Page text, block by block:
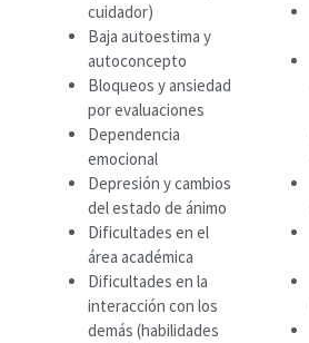
cuidador)
Baja autoestima y
autoconcepto
Bloqueos y ansiedad
por evaluaciones
Dependencia
emocional
Depresión y cambios
del estado de ánimo
Dificultades en el
área académica
Dificultades en la
interacción con los
demás (habilidades